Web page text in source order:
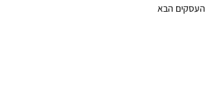
העסקים הבא